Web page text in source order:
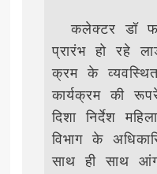
  कलेक्टर डॉ फटिंग ने 2 मई से
प्रारंभ हो रहे
क्रम के
कार्यक्रम की
‍दिशा निर्देश
विभाग के
साथ ही साथ